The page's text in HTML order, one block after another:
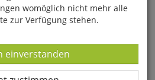
womöglich nicht mehr alle
zur Verfügung stehen.
-
einverstanden